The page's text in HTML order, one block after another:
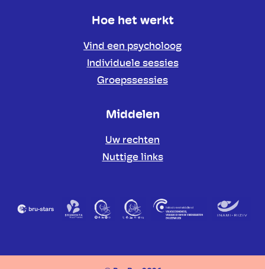
Hoe het werkt
Vind een psycholoog
Individuele sessies
Groepssessies
Middelen
Uw rechten
Nuttige links
Partners